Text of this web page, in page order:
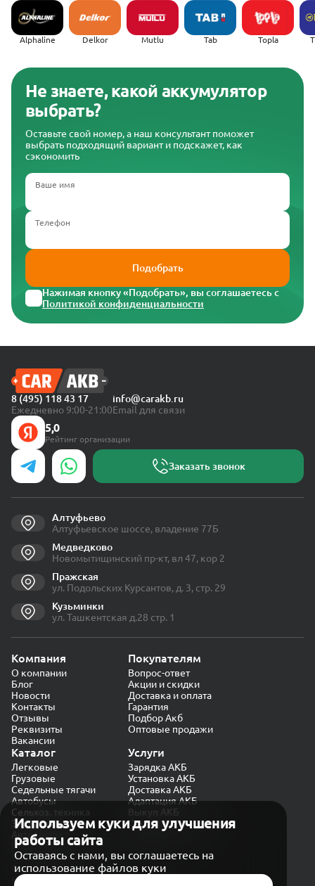
Alphaline Delkor Mutlu Tab Topla
Не знаете, какой аккумулятор
выбрать?
Оставьте свой номер, а наш консультант поможет
выбрать подходящий вариант и подскажет, как
сэкономить
Ваше имя
Телефон
Подобрать
Нажимая кнопку «Подобрать», вы соглашаетесь с
Политикой конфиденциальности
Используем куки для улучшения
работы сайта
Оставаясь с нами, вы соглашаетесь на
использование файлов куки
8 (495) 118 43 17
Ежедневно 9:00-21:00
info@carakb.ru
Email для связи
5,0
Рейтинг организации
Заказать звонок
Алтуфьево
Алтуфьевское шоссе, владение 77Б
Медведково
Новомытищинский пр-кт, вл 47, кор 2
Пражская
ул. Подольских Курсантов, д. 3, стр. 29
Кузьминки
ул. Ташкентская д.28 стр. 1
Компания
О компании
Блог
Новости
Контакты
Отзывы
Реквизиты
Вакансии
Покупателям
Вопрос-ответ
Акции и скидки
Доставка и оплата
Гарантия
Подбор Акб
Оптовые продажи
Каталог
Легковые
Грузовые
Седельные тягачи
Автобусы
Сельхоз. техника
Экскаваторы
Автокраны
Услуги
Зарядка АКБ
Установка АКБ
Доставка АКБ
Адаптация АКБ
Выкуп АКБ
Проверка генератора
Политика конфиденциальности
Обработка персональных данных
Согласие на обработку в «Яндекс.Метрика»
Карта сайта